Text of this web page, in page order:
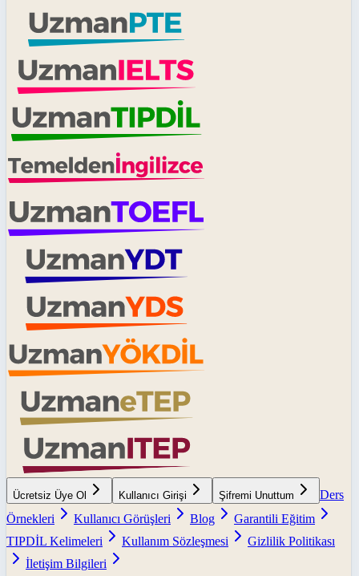
Ücretsiz Üye Ol Kullanıcı Girişi Şifremi Unuttum
Ders
Örnekleri
Kullanıcı Görüşleri Blog
Garantili Eğitim
TIPDİL Kelimeleri
Kullanım Sözleşmesi
Gizlilik Politikası
İletişim Bilgileri